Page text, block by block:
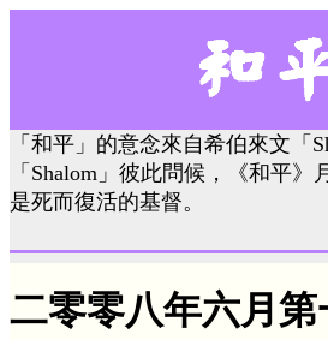
「和平」的意念來自希伯來文「
「Shalom」彼此問候，《和平
是死而復活的基督。
二零零八年六月